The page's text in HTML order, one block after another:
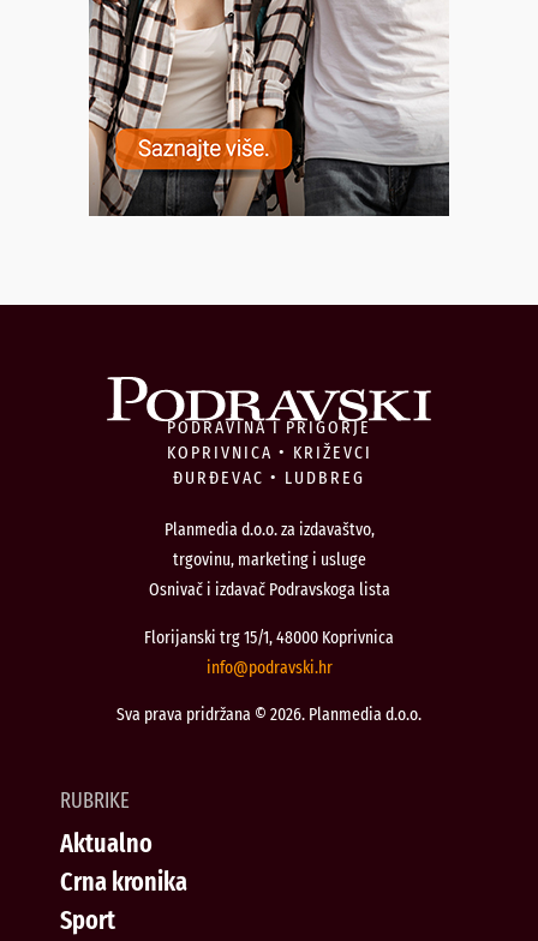
PODRAVINA I PRIGORJE
KOPRIVNICA • KRIŽEVCI
ĐURĐEVAC • LUDBREG
Planmedia d.o.o. za izdavaštvo,
trgovinu, marketing i usluge
Osnivač i izdavač Podravskoga lista
Florijanski trg 15/1, 48000 Koprivnica
rh.iksvardop
@ofni
Sva prava pridržana © 2026. Planmedia d.o.o.
RUBRIKE
Aktualno
Crna kronika
Sport